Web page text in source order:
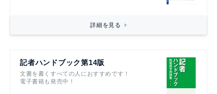
詳細を見る
記者ハンドブック第14版
文書を書くすべての人におすすめです！
電子書籍も発売中！